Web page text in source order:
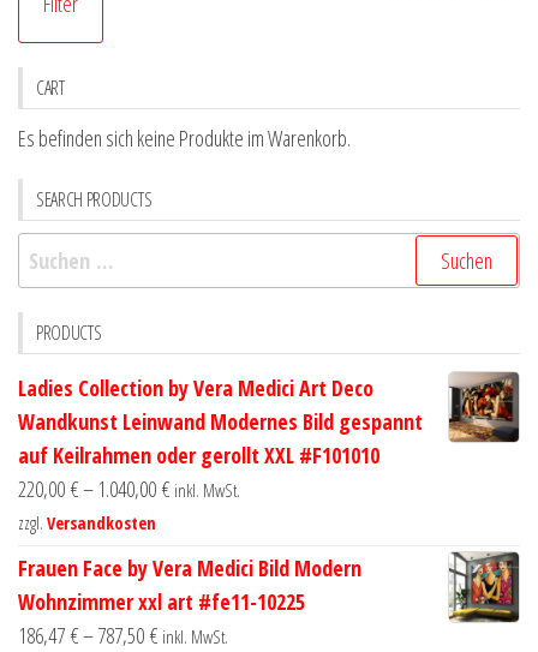
CART
Es befinden sich keine Produkte im Warenkorb.
SEARCH PRODUCTS
Suchen
nach:
PRODUCTS
Ladies Collection by Vera Medici Art Deco
Wandkunst Leinwand Modernes Bild gespannt
auf Keilrahmen oder gerollt XXL #F101010
220,00 €– 1.040,00 € inkl. MwSt.
zzgl. Versandkosten
Frauen Face by Vera Medici Bild Modern
Wohnzimmer xxl art #fe11-10225
186,47 €–787,50 € inkl. MwSt.